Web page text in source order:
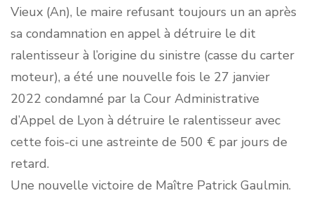
Vieux (An), le maire refusant toujours un an après
sa condamnation en appel à détruire le dit
ralentisseur à l’origine du sinistre (casse du carter
moteur), a été une nouvelle fois le 27 janvier
2022 condamné par la Cour Administrative
d’Appel de Lyon à détruire le ralentisseur avec
cette fois-ci une astreinte de 500 € par jours de
retard.
Une nouvelle victoire de Maître Patrick Gaulmin.